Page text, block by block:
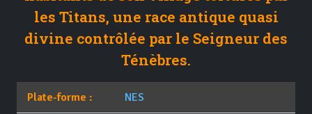
les Titans, une race antique quasi
divine contrôlée par le Seigneur des
Ténèbres.
Plate-forme : NES